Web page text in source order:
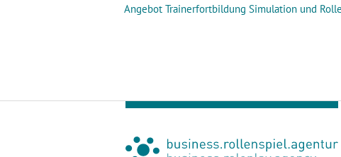
Angebot Trainerfortbildung Simulation und